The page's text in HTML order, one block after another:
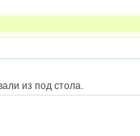
из под стола.